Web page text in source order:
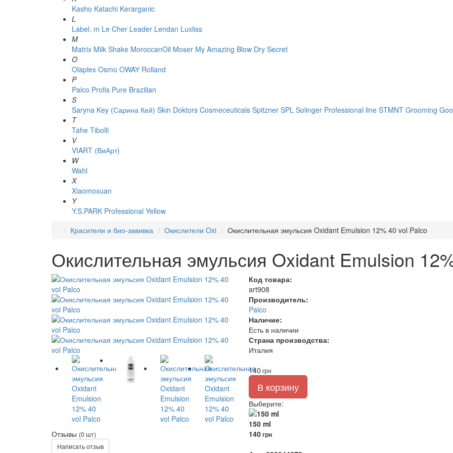
Kasho Katachi Kerarganic
L
Label. m Le Cher Leader Lendan Luxliss
M
Matrix Milk Shake MoroccanOil Moser My Amazing Blow Dry Secret
O
Olaplex Osmo OWAY Rolland
P
Palco Profis Pure Brazilian
S
Saryna Key (Сарина Кей) Skin Doktors Cosmeceuticals Spitzner SPL Solinger Professional line STMNT Grooming
T
Tahe Tibolli
V
VIART (ВиАрт)
W
Wahl
X
Xiaomoxuan
Y
Y.S.PARK Professional Yellow
Красители и био-завивка
Окислители Oxi Окислительная эмульсия Oxidant Emulsion 12% 40 vol Palco
Окислительная эмульсия Oxidant Emulsion
Отзывы (0 шт)
Написать отзыв
Код товара:
art908
Производитель:
Palco
Наличие:
Есть в наличии
Страна производства:
Италия
140 грн
В корзину
Выберите:
150 ml
140грн